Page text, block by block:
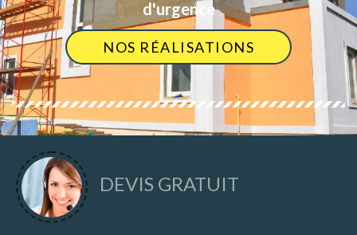
d'urgence
NOS RÉALISATIONS
DEVIS GRATUIT